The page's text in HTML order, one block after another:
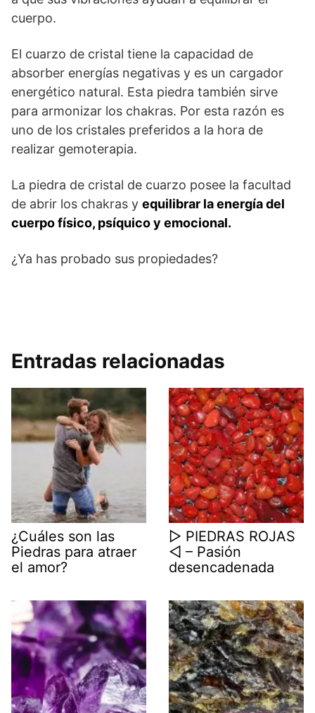
cuerpo.
El cuarzo de cristal tiene la capacidad de
absorber energías negativas y es un cargador
energético natural. Esta piedra también sirve
para armonizar los chakras. Por esta razón es
uno de los cristales preferidos a la hora de
realizar gemoterapia.
La piedra de cristal de cuarzo posee la facultad
de abrir los chakras y equilibrar la energía del
cuerpo físico, psíquico y emocional.
¿Ya has probado sus propiedades?
Entradas relacionadas
¿Cuáles son las
Piedras para atraer
el amor?
▷ PIEDRAS ROJAS
◁ – Pasión
desencadenada